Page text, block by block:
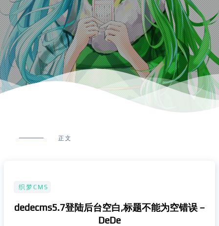
正文
织梦CMS
dedecms5.7登陆后台空白,标题不能为空错误 –
DeDe